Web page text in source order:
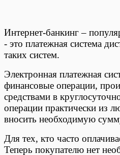
Интернет-банкинг –
- это платежная система
таких систем.
Электронная платежная
финансовые операции,
средствами в
операции практически из
вносить необходимую
Для тех, кто часто
Теперь покупателю нет